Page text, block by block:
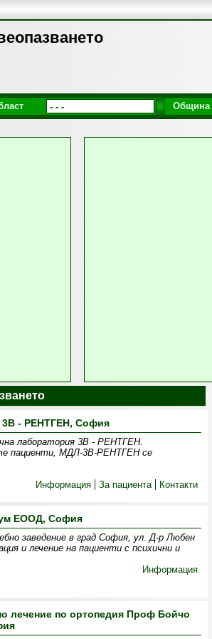
Община
3В - РЕНТГЕН, София
лаборатория 3В - РЕНТГЕН.
пациенти, МДЛ-3В-РЕНТГЕН се
Информация
За пациента Контакти
ЕООД, София
заведение в град София, ул. Д-р Любен
и лечение на пациенти с психични и
Информация
лечение по ортопедия Проф Бойчо